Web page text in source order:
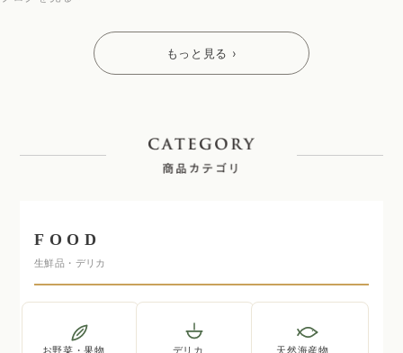
もっと見る ›
FOOD
生鮮品・デリカ
お野菜・果物 デリカ 天然海産物